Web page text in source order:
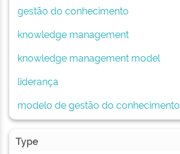
gestão do conhecimento
knowledge management
knowledge management model
liderança
modelo de gestão do conhecimento
Type